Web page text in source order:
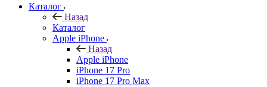
Каталог
Назад
Каталог
Apple iPhone
Назад
Apple iPhone
iPhone 17 Pro
iPhone 17 Pro Max